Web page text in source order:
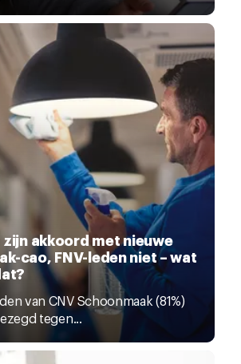
zijn akkoord met nieuwe
cao, FNV-leden niet – wat
van CNV Schoonmaak (81%)
tegen...